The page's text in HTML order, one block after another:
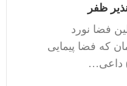
ظفر
فضا نورد
که فضا پیمایی
داعی…